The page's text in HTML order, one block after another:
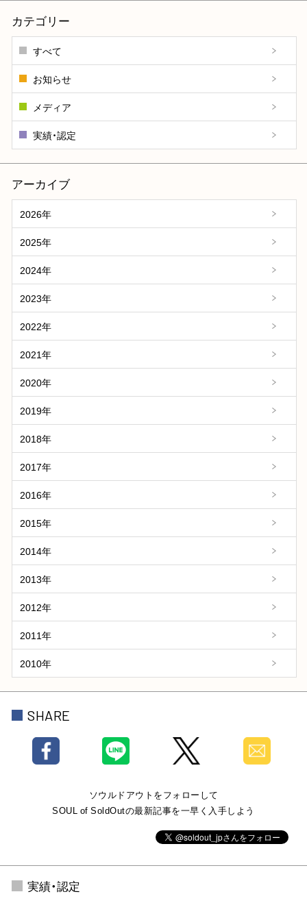
カテゴリー
すべて
お知らせ
メディア
実績・認定
アーカイブ
2026年
2025年
2024年
2023年
2022年
2021年
2020年
2019年
2018年
2017年
2016年
2015年
2014年
2013年
2012年
2011年
2010年
SHARE
ソウルドアウトをフォローして
SOUL of SoldOutの最新記事を一早く入手しよう
実績・認定